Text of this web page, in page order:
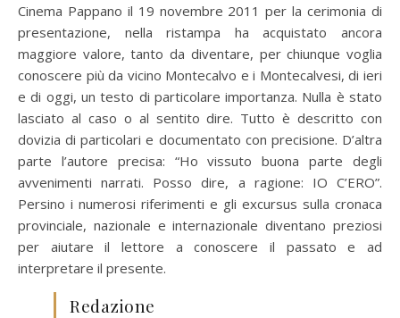
Cinema Pappano il 19 novembre 2011 per la cerimonia di
presentazione, nella ristampa ha acquistato ancora
maggiore valore, tanto da diventare, per chiunque voglia
conoscere più da vicino Montecalvo e i Montecalvesi, di ieri
e di oggi, un testo di particolare importanza. Nulla è stato
lasciato al caso o al sentito dire. Tutto è descritto con
dovizia di particolari e documentato con precisione. D’altra
parte l’autore precisa: “Ho vissuto buona parte degli
avvenimenti narrati. Posso dire, a ragione: IO C’ERO”.
Persino i numerosi riferimenti e gli excursus sulla cronaca
provinciale, nazionale e internazionale diventano preziosi
per aiutare il lettore a conoscere il passato e ad
interpretare il presente.
Redazione